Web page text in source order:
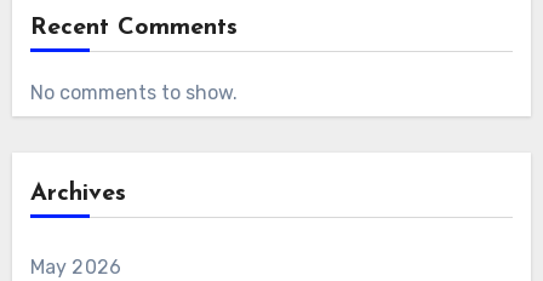
Recent Comments
No comments to show.
Archives
May 2026